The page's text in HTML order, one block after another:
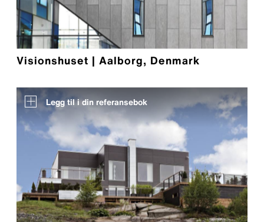
Visionshuset | Aalborg, Denmark
Legg til i din referansebok